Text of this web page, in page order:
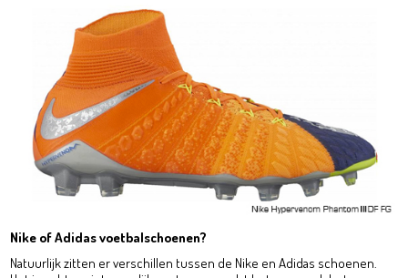
Nike of Adidas voetbalschoenen?
Natuurlijk zitten er verschillen tussen de Nike en Adidas schoenen.